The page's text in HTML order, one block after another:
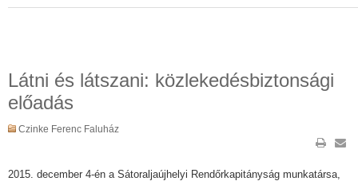
Látni és látszani: közlekedésbiztonsági
előadás
Czinke Ferenc Faluház
2015. december 4-én a Sátoraljaújhelyi Rendőrkapitányság munkatársa,